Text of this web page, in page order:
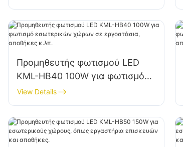
φωτισμό μεγάλων πινακίδων
Προμηθευτής φωτισμού LED
KML-HB40 100W για φωτισμό
εσωτερικών χώρων σε
εργοστάσια, αποθήκες κ.λπ.
View Details